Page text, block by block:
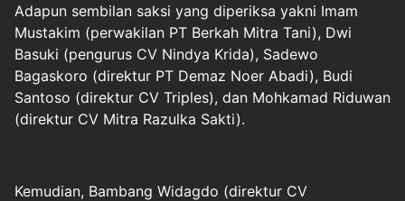
Adapun sembilan saksi yang diperiksa yakni Imam
Mustakim (perwakilan PT Berkah Mitra Tani), Dwi
Basuki (pengurus CV Nindya Krida), Sadewo
Bagaskoro (direktur PT Demaz Noer Abadi), Budi
Santoso (direktur CV Triples), dan Mohkamad Riduwan
(direktur CV Mitra Razulka Sakti).
Kemudian, Bambang Widagdo (direktur CV